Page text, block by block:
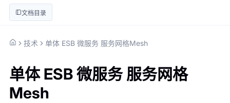
文档目录
技术 单体 ESB 微服务 服务网格Mesh
单体 ESB 微服务 服务网格
Mesh